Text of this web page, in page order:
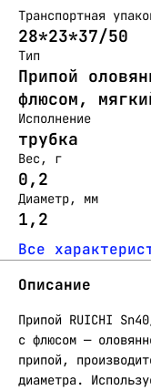
Транспортная
28*23*37/50
Тип
Припой
флюсом,
Исполнение
трубка
Вес, г
0,2
Диаметр, мм
1,2
Все
Описание
Припой RUICHI
с флюсом —
припой,
диаметра.